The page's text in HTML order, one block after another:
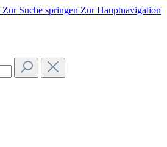
Zur Suche springen Zur Hauptnavigation